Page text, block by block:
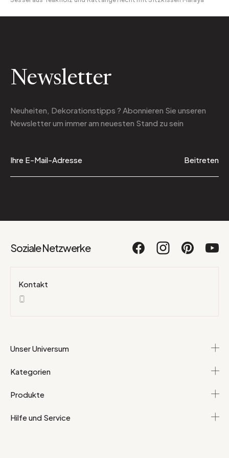
Newsletter
Neuheiten, Dekorationstipps ? Abonnieren Sie unseren
Newsletterum immer am neuesten Stand zu sein
Beitreten
Soziale Netzwerke
Kontakt
Unser Universum
Kategorien
Produkte
Hilfe und Service